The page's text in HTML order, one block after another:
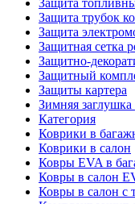
Защита
Защита трубок
Защита
Защитная сетка
Защитно-
Защитный
Защиты картера
Зимняя
Категория
Коврики в
Коврики в салон
Ковры EVA в
Ковры в салон
Ковры в салон с